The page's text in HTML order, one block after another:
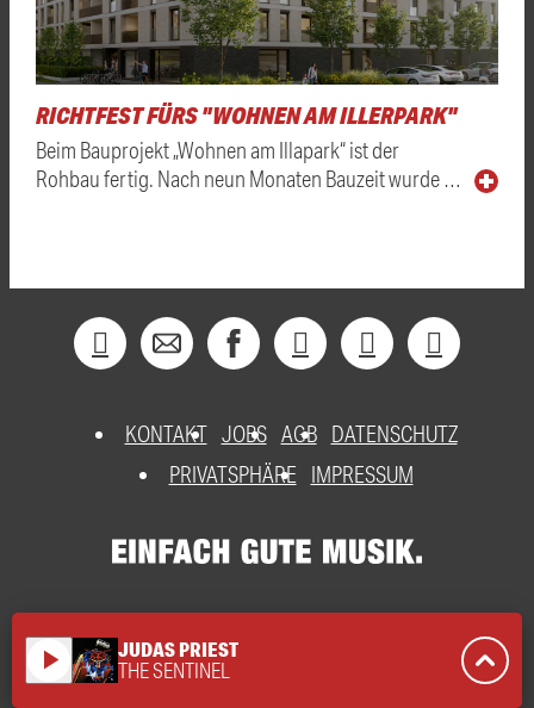
RICHTFEST FÜRS "WOHNEN AM ILLERPARK"
Beim Bauprojekt „Wohnen am Illapark“ ist der
Rohbau fertig. Nach neun Monaten Bauzeit wurde …
KONTAKT JOBS AGB DATENSCHUTZ
PRIVATSPHÄRE
IMPRESSUM
play_arrow JUDAS PRIEST
THE SENTINEL